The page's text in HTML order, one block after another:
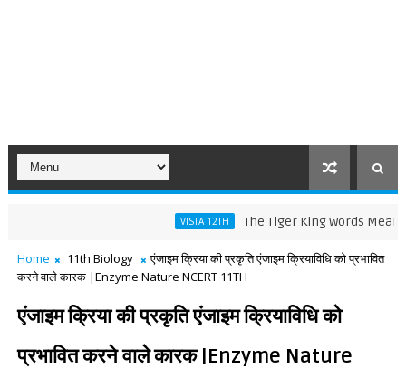
The Tiger King Words Meaning and
Home 11th Biology
एंजाइम क्रिया की प्रकृति एंजाइम क्रियाविधि को प्रभावित
करने वाले कारक |Enzyme Nature NCERT 11TH
एंजाइम क्रिया की प्रकृति एंजाइम क्रियाविधि को
प्रभावित करने वाले कारक |Enzyme Nature